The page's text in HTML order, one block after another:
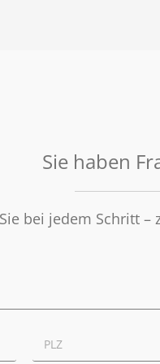
Sie haben
bei jedem Schritt –